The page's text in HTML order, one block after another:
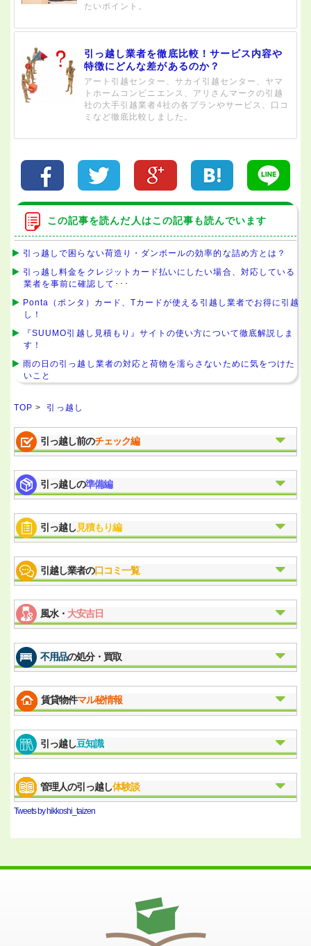
たいポイント。
引っ越し業者を徹底比較！サービス内容や
特徴にどんな差があるのか？
アート引越センター、サカイ引越センター、ヤマ
トホームコンビニエンス、アリさんマークの引越
社の大手引越業者4社の各プランやサービス、口コ
ミなど徹底比較しました。
この記事を読んだ人はこの記事も読んでいます
引っ越しで困らない荷造り・ダンボールの効率的な詰め方とは？
引っ越し料金をクレジットカード払いにしたい場合、対応している
業者を事前に確認して･･･
Ponta（ポンタ）カード、Tカードが使える引越し業者でお得に引越
し！
『SUUMO引越し見積もり』サイトの使い方について徹底解説しま
す！
雨の日の引っ越し業者の対応と荷物を濡らさないために気をつけた
いこと
TOP > 引っ越し
引っ越し前のチェック編
引っ越しの準備編
引っ越し見積もり編
引越し業者の口コミ一覧
風水・ 大安吉日
不用品の処分・買取
賃貸物件マル秘情報
引っ越し豆知識
管理人の引っ越し体験談
Tweets by hikkoshi_taizen